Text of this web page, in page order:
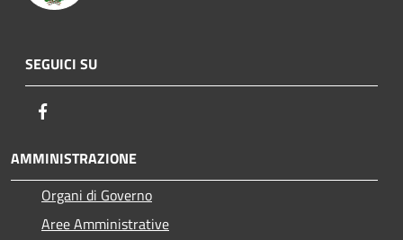
SEGUICI SU
AMMINISTRAZIONE
Organi di Governo
Aree Amministrative